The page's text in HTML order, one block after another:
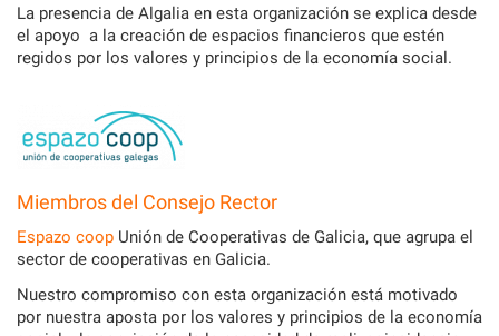
La presencia de Algalia en esta organización se explica desde
el apoyo a la creación de espacios financieros que estén
regidos por los valores y principios de la economía social.
Miembros del Consejo Rector
Espazo coop Unión de Cooperativas de Galicia, que agrupa el
sector de cooperativas en Galicia.
Nuestro compromiso con esta organización está motivado
por nuestra aposta por los valores y principios de la economía